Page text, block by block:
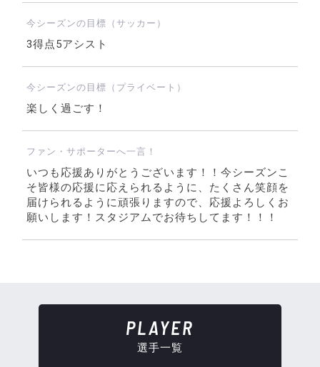
今シーズンの目標（サッカー）
3得点5アシスト
今シーズンの目標（プライベート）
楽しく過ごす！
ファン・サポーターへ一言！
いつも応援ありがとうございます！！今シーズンこ
そ皆様の応援に応えられるように、たくさん笑顔を
届けられるように頑張りますので、応援よろしくお
願いします！スタジアムでお待ちしてます！！！
PLAYER
選手一覧